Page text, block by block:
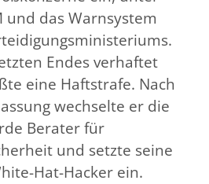
und das Warnsystem
Endes verhaftet
eine Haftstrafe. Nach
wechselte er die
Berater für
und setzte seine
Hat-Hacker ein.